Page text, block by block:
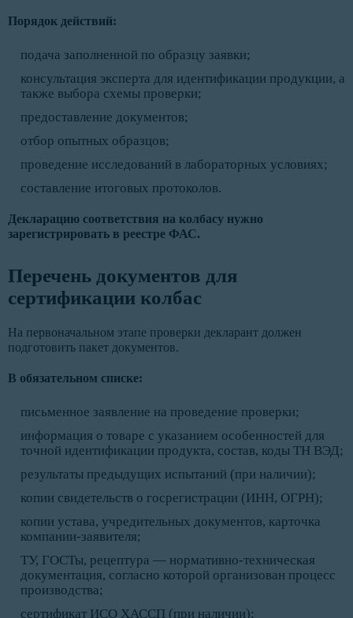
Порядок действий:
подача заполненной по образцу заявки;
консультация эксперта для идентификации продукции, а
также выбора схемы проверки;
предоставление документов;
отбор опытных образцов;
проведение исследований в лабораторных условиях;
составление итоговых протоколов.
Декларацию соответствия на колбасу нужно
зарегистрировать в реестре ФАС.
Перечень документов для
сертификации колбас
На первоначальном этапе проверки декларант должен
подготовить пакет документов.
В обязательном списке:
письменное заявление на проведение проверки;
информация о товаре с указанием особенностей для
точной идентификации продукта, состав, коды ТН ВЭД;
результаты предыдущих испытаний (при наличии);
копии свидетельств о госрегистрации (ИНН, ОГРН);
копии устава, учредительных документов, карточка
компании-заявителя;
ТУ, ГОСТы, рецептура — нормативно-техническая
документация, согласно которой организован процесс
производства;
сертификат ИСО ХАССП (при наличии);